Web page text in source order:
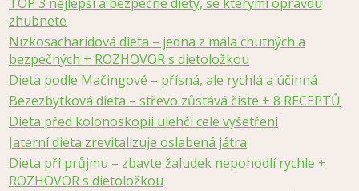
zhubnete
Nízkosacharidová dieta – jedna z mála chutných a
bezpečných + ROZHOVOR s dietoložkou
Dieta podle Mačingové – přísná, ale rychlá a účinná
Bezezbytková dieta – střevo zůstává čisté + 8 RECEPTŮ
Dieta před kolonoskopií ulehčí celé vyšetření
Jaterní dieta zrevitalizuje oslabená játra
Dieta při průjmu – zbavte žaludek nepohodlí rychle +
ROZHOVOR s dietoložkou